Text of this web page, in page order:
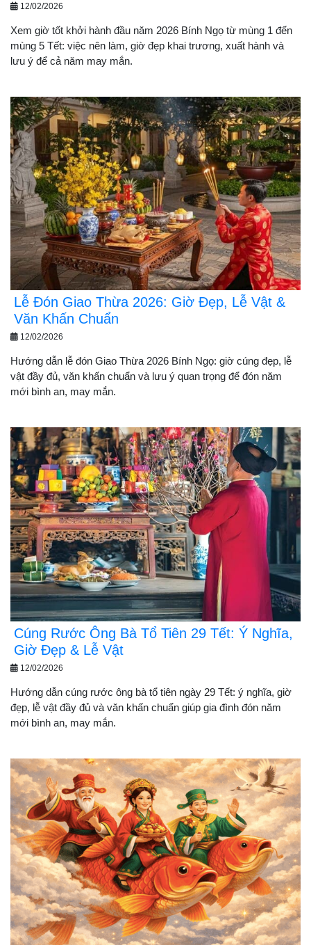
12/02/2026
Xem giờ tốt khởi hành đầu năm 2026 Bính Ngọ từ mùng 1 đến
mùng 5 Tết: việc nên làm, giờ đẹp khai trương, xuất hành và
lưu ý để cả năm may mắn.
Lễ Đón Giao Thừa 2026: Giờ Đẹp, Lễ Vật &
Văn Khấn Chuẩn
12/02/2026
Hướng dẫn lễ đón Giao Thừa 2026 Bính Ngọ: giờ cúng đẹp, lễ
vật đầy đủ, văn khấn chuẩn và lưu ý quan trọng để đón năm
mới bình an, may mắn.
Cúng Rước Ông Bà Tổ Tiên 29 Tết: Ý Nghĩa,
Giờ Đẹp & Lễ Vật
12/02/2026
Hướng dẫn cúng rước ông bà tổ tiên ngày 29 Tết: ý nghĩa, giờ
đẹp, lễ vật đầy đủ và văn khấn chuẩn giúp gia đình đón năm
mới bình an, may mắn.